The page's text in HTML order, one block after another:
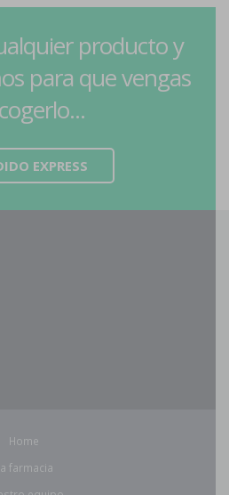
producto y
para que vengas
EXPRESS
Home
farmacia